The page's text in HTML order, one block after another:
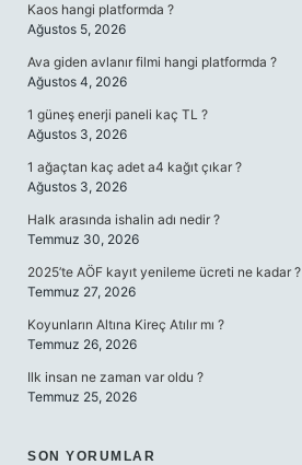
Kaos hangi platformda ?
Ağustos 5, 2026
Ava giden avlanır filmi hangi platformda ?
Ağustos 4, 2026
1 güneş enerji paneli kaç TL ?
Ağustos 3, 2026
1 ağaçtan kaç adet a4 kağıt çıkar ?
Ağustos 3, 2026
Halk arasında ishalin adı nedir ?
Temmuz 30, 2026
2025’te AÖF kayıt yenileme ücreti ne kadar ?
Temmuz 27, 2026
Koyunların Altına Kireç Atılır mı ?
Temmuz 26, 2026
Ilk insan ne zaman var oldu ?
Temmuz 25, 2026
SON YORUMLAR